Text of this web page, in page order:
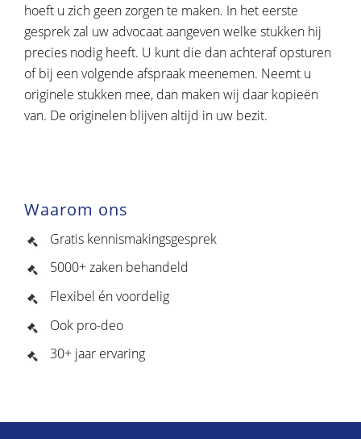
hoeft u zich geen zorgen te maken. In het eerste
gesprek zal uw advocaat aangeven welke stukken hij
precies nodig heeft. U kunt die dan achteraf opsturen
of bij een volgende afspraak meenemen. Neemt u
originele stukken mee, dan maken wij daar kopieën
van. De originelen blijven altijd in uw bezit.
Waarom ons
Gratis kennismakingsgesprek
5000+ zaken behandeld
Flexibel én voordelig
Ook pro-deo
30+ jaar ervaring